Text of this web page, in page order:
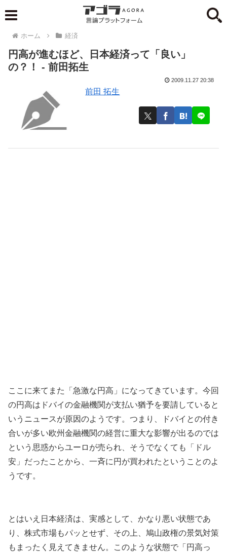
ホーム 経済
円高が進むほど、日本経済って「良い」
の？！ - 前田拓生
前田 拓生
2009.11.27 20:38
ここに来てまた「急激な円高」になってきています。今回
の円高はドバイの金融機関が支払い猶予を要請していると
いうニュースが原因のようです。つまり、ドバイとの付き
合いが多い欧州金融機関の経営に重大な影響が出るのでは
という思惑からユーロが売られ、そうでなくても「ドル
安」だったことから、一斉に円が買われたということのよ
うです。
とはいえ日本経済は、実感として、かなり悪い状態であ
り、株式市場もパッとせず、その上、鳩山政権の景気対策
もまったく見えてきません。このような状態で「円高っ